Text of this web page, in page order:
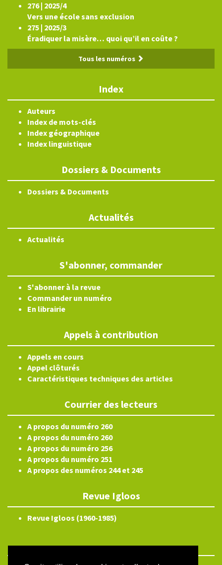
276 | 2025/4
Vers une école sans exclusion
275 | 2025/3
Éradiquer la misère… quoi qu’il en coûte ?
Tous les numéros
Index
Auteurs
Index de mots-clés
Index géographique
Index linguistique
Dossiers & Documents
Dossiers & Documents
Actualités
Actualités
S'abonner, commander
S'abonner à la revue
Commander un numéro
En librairie
Appels à contribution
Appels en cours
Appel clôturés
Caractéristiques techniques des articles
Courrier des lecteurs
A propos du numéro 260
A propos du numéro 260
A propos du numéro 256
A propos du numéro 251
A propos des numéros 244 et 245
Revue Igloos
Revue Igloos (1960-1985)